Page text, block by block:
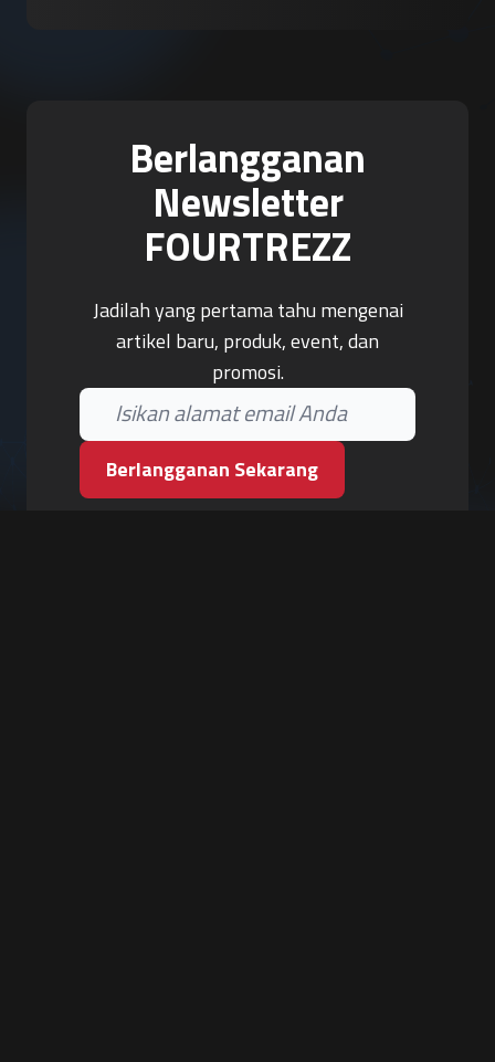
Berlangganan
Newsletter
FOURTREZZ
Jadilah yang pertama tahu mengenai
artikel baru, produk, event, dan
promosi.
Berlangganan Sekarang